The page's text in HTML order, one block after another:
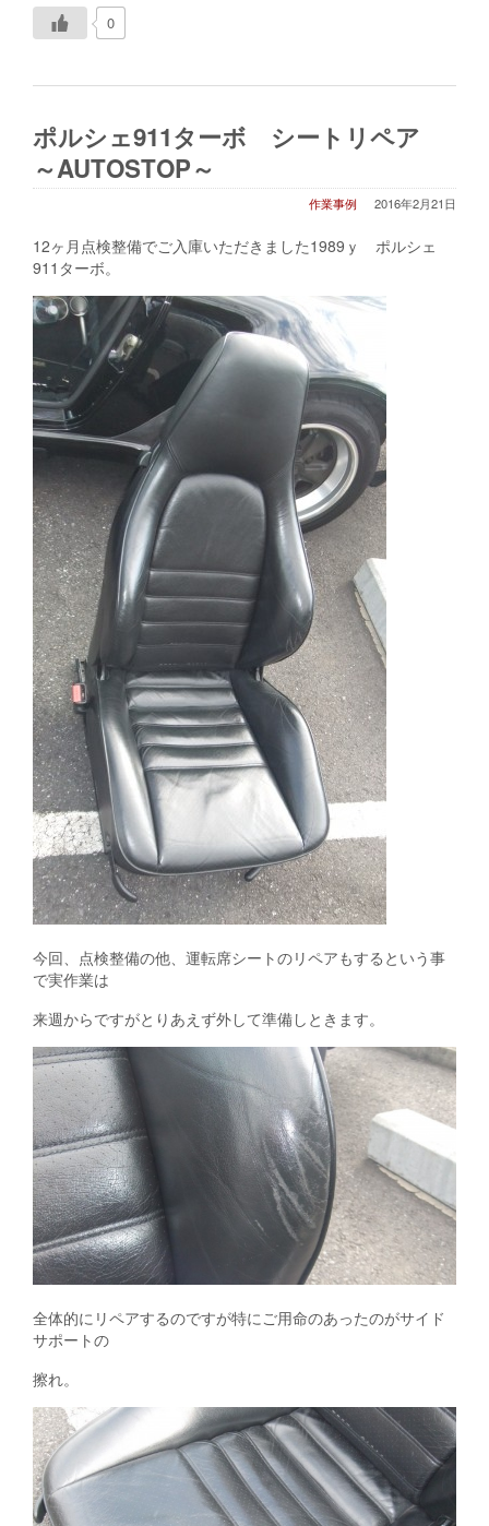
0
ポルシェ911ターボ シートリペア
～AUTOSTOP～
2016年2月21日
作業事例
12ヶ月点検整備でご入庫いただきました1989ｙ ポルシェ
911ターボ。
今回、点検整備の他、運転席シートのリペアもするという事
で実作業は
来週からですがとりあえず外して準備しときます。
全体的にリペアするのですが特にご用命のあったのがサイド
サポートの
擦れ。